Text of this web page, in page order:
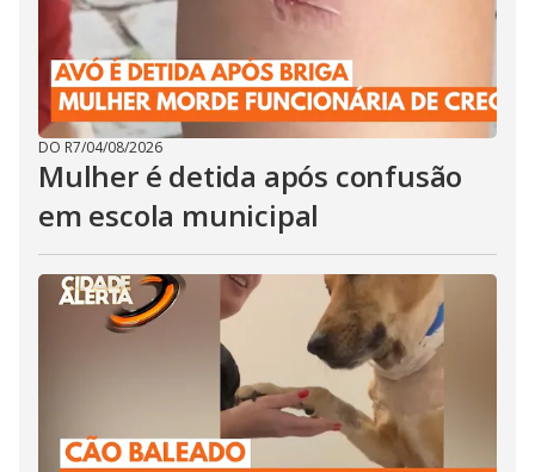
DO R7/04/08/2026
Mulher é detida após confusão
em escola municipal